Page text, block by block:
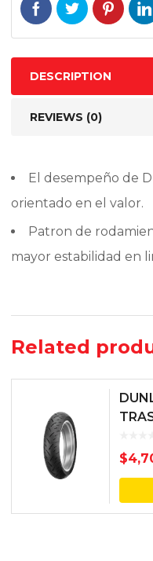
TT
DESCRIPTION
REVIEWS (0)
El desempeño de
orientado en el valor.
Patron de
mayor estabilidad en
Related
$